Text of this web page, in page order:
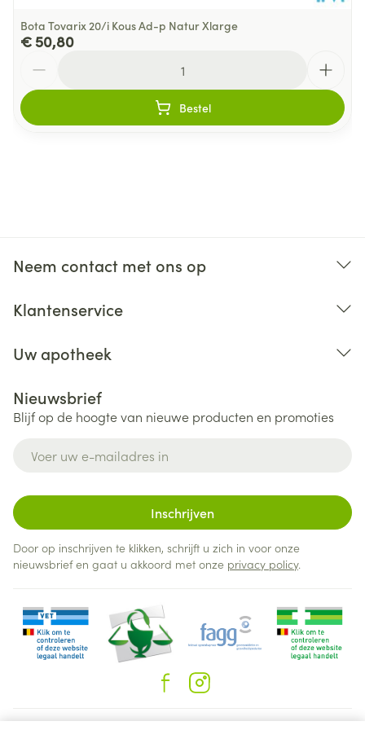
Bota Tovarix 20/i Kous Ad-p Natur Xlarge
€ 50,80
Bestel
Neem contact met ons op
Klantenservice
Uw apotheek
Nieuwsbrief
Blijf op de hoogte van nieuwe producten en promoties
Inschrijven
Door op inschrijven te klikken, schrijft u zich in voor onze
nieuwsbrief en gaat u akkoord met onze privacy policy.